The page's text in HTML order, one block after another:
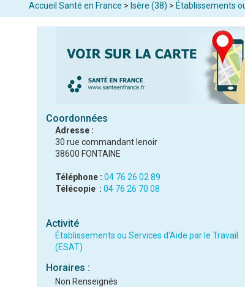
Accueil Santé en France > Isère (38) > Établissements
Coordonnées
Adresse :
30 rue commandant lenoir
38600 FONTAINE
Téléphone : 04 76 26 02 89
Télécopie : 04 76 26 70 08
Activité
Établissements ou Services d'Aide par le Travail
(ESAT)
Horaires :
Non Renseignés